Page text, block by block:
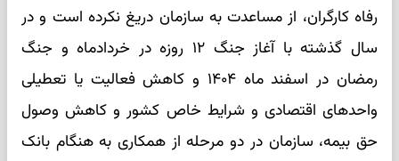
رفاه کارگران، از مساعدت به سازمان دریغ نکرده است و در
سال گذشته با آغاز جنگ ۱۲ روزه در خردادماه و جنگ
رمضان در اسفند ماه ۱۴۰۴ و کاهش فعالیت یا تعطیلی
واحدهای اقتصادی و شرایط خاص کشور و کاهش وصول
حق بیمه، سازمان در دو مرحله از همکاری به هنگام بانک